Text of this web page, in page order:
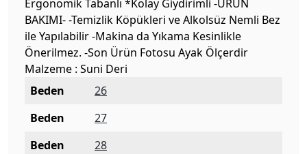
Ergonomik Tabanlı *Kolay Giydirimli -ÜRÜN
BAKIMI- -Temizlik Köpükleri ve Alkolsüz Nemli Bez
ile Yapılabilir -Makina da Yıkama Kesinlikle
Önerilmez. -Son Ürün Fotosu Ayak Ölçerdir
Malzeme : Suni Deri
Beden
26
Beden
27
Beden
28